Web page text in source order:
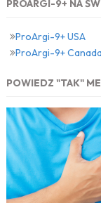
PROARGI-9+ NA
ProArgi-9+ USA
ProArgi-9+ Canada
POWIEDZ "TAK"